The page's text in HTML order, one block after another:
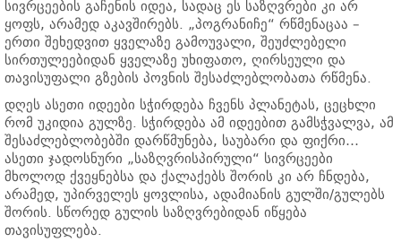
სივრცეების გაჩენის იდეა, სადაც ეს საზღვრები კი არ
ყოფს, არამედ აკავშირებს. „პოგრანიჩე“ რწმენაცაა –
ერთი შეხედვით ყველაზე გამოუვალი, შეუძლებელი
სირთულეებიდან ყველაზე უხიფათო, ღირსეული და
თავისუფალი გზების პოვნის შესაძლებლობათა რწმენა.
დღეს ასეთი იდეები სჭირდება ჩვენს პლანეტას, ცეცხლი
რომ უკიდია გულზე. სჭირდება ამ იდეებით გამსჭვალვა, ამ
შესაძლებლობებში დარწმუნება, საუბარი და ფიქრი…
ასეთი ჯადოსნური „საზღვრისპირული“ სივრცეები
მხოლოდ ქვეყნებსა და ქალაქებს შორის კი არ ჩნდება,
არამედ, უპირველეს ყოვლისა, ადამიანის გულში/გულებს
შორის. სწორედ გულის საზღვრებიდან იწყება
თავისუფლება.